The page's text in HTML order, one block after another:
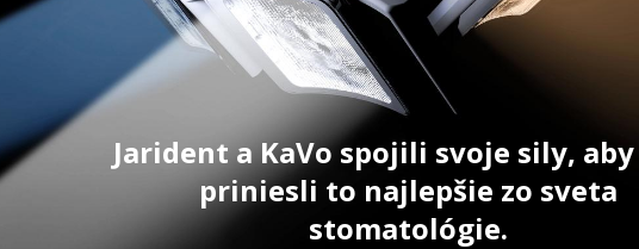
PRIDAŤ DO KOŠÍKA PRIDAŤ DO KOŠÍKA
ZÁKAZNÍCKA ZÓNA PODPORA
Jarident a KaVo spojili svoje sily,
priniesli to najlepšie zo sveta
stomatológie.